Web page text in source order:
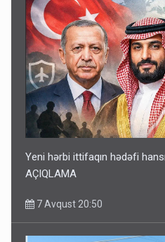
Yeni hərbi ittifaqın hədəfi
AÇIQLAMA
7 Avqust 20:50